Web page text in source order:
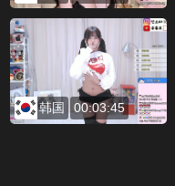
韩国 00:03:45